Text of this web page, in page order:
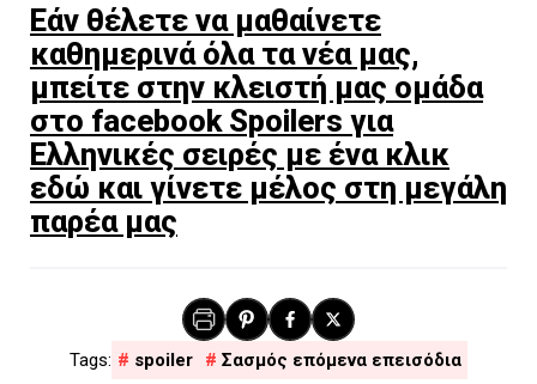
Εάν θέλετε να μαθαίνετε
καθημερινά όλα τα νέα μας,
μπείτε στην κλειστή μας ομάδα
στο facebook Spoilers για
Ελληνικές σειρές με ένα κλικ
εδώ και γίνετε μέλος στη μεγάλη
παρέα μας
spoiler Σασμός επόμενα επεισόδια